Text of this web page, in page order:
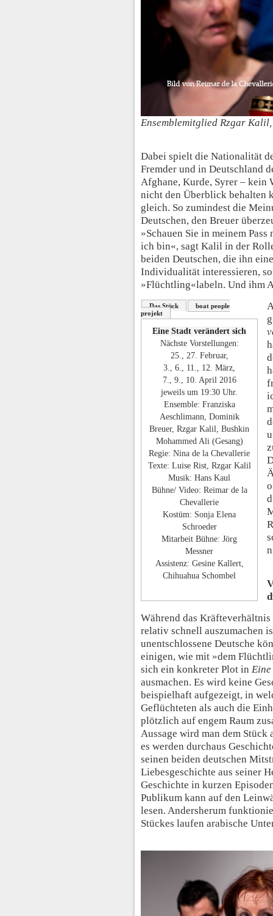
Ensemblemitglied Rzgar
Dabei spielt die Nationalität
Fremder und in Deutschland
Afghane, Kurde, Syrer – kein
nicht den Überblick behalten
gleich. So zumindest die
Deutschen, den Breuer
»Schauen Sie in meinem
ich bin«, sagt Kalil in der
beiden Deutschen, die ihn
Individualität interessieren,
»Flüchtling«labeln. Und ihm
Das Stück
boat people
projekt
Eine Stadt verändert sich
Nächste Vorstellungen:
25., 27. Februar,
3., 6., 11., 12. März,
7., 9., 10. April 2016
jeweils um 19:30 Uhr.
Ensemble: Franziska
Aeschlimann, Dominik
Breuer, Rzgar Kalil, Bushkin
Mohammed Ali (Gesang)
Regie: Nina de la Chevallerie
Texte: Luise Rist, Rzgar Kalil
Musik: Hans Kaul
Bühne/ Video: Reimar de la
Chevallerie
Kostüm: Sonja Elena
Schroeder
Mitarbeit Bühne: Jörg
Messner
Assistenz: Gesine Kallert,
Chihuahua Schombel
Während das
relativ schnell auszumachen
unentschlossene Deutsche
einigen, wie mit »dem
sich ein konkreter Plot in
ausmachen. Es wird keine
beispielhaft aufgezeigt, in
Geflüchteten als auch die
plötzlich auf engem Raum
Aussage wird man dem
es werden durchaus
seinen beiden deutschen
Liebesgeschichte aus seiner
Geschichte in kurzen
Publikum kann auf den
lesen. Andersherum
Stückes laufen arabische